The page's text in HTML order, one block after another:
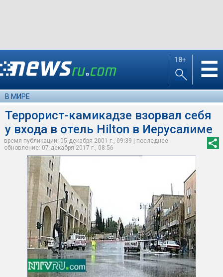
18+ ☰
В МИРЕ
Террорист-камикадзе взорвал себя
у входа в отель Hilton в Иерусалиме
время публикации: 05 декабря 2001 г., 09:39 | последнее
обновление: 07 декабря 2017 г., 08:56